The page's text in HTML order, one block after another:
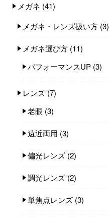
メガネ (41)
メガネ・レンズ扱い方 (3)
メガネ選び方 (11)
パフォーマンスUP (3)
レンズ (7)
老眼 (3)
遠近両用 (3)
偏光レンズ (2)
調光レンズ (2)
単焦点レンズ (3)